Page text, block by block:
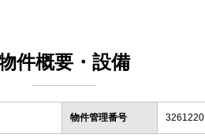
件概要・設備
物件管理番号 3261220